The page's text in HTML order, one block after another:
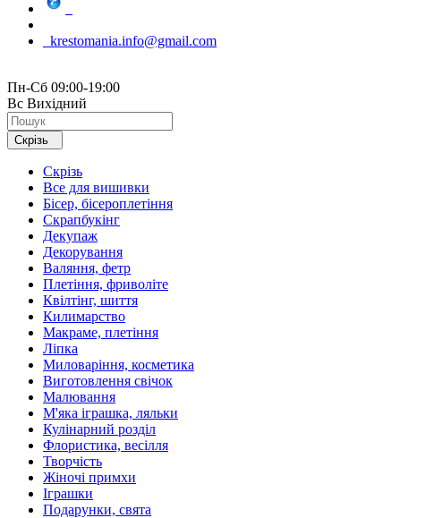
krestomania.info@gmail.com
Пн-Сб 09:00-19:00
Вс Вихідний
Скрізь
Скрізь
Все для вишивки
Бісер, бісероплетіння
Скрапбукінг
Декупаж
Декорування
Валяння, фетр
Плетіння, фриволіте
Квілтінг, шиття
Килимарство
Макраме, плетіння
Ліпка
Миловаріння, косметика
Виготовлення свічок
Малювання
М'яка іграшка, ляльки
Кулінарний розділ
Флористика, весілля
Творчість
Жіночі примхи
Іграшки
Подарунки, свята